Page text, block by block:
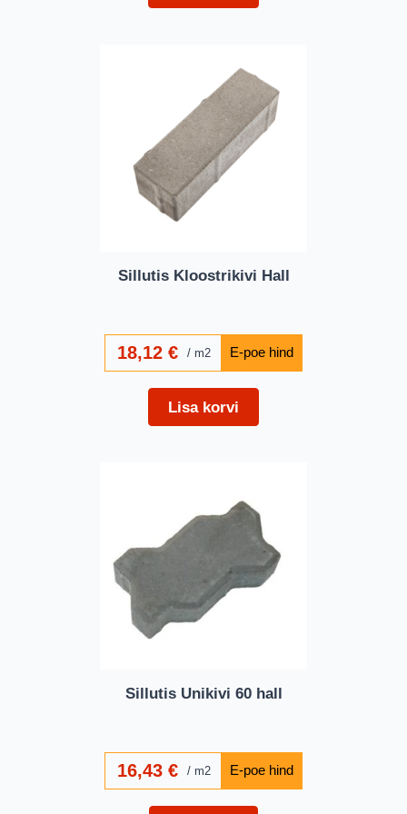
Sillutis Kloostrikivi Hall
18,12€ m2
Lisa korvi
Sillutis Unikivi 60 hall
16,43€ m2